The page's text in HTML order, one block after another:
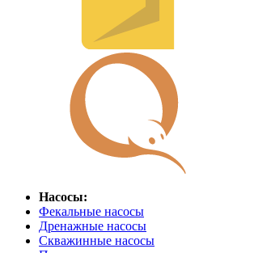
Насосы:
Фекальные насосы
Дренажные насосы
Скважинные насосы